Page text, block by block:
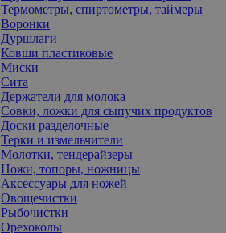
Термометры, спиртометры, таймеры
Воронки
Дуршлаги
Ковши пластиковые
Миски
Сита
Держатели для молока
Совки, ложки для сыпучих продуктов
Доски разделочные
Терки и измельчители
Молотки, тендерайзеры
Ножи, топоры, ножницы
Аксессуары для ножей
Овощечистки
Рыбочистки
Орехоколы